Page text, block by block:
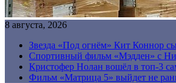
8 августа, 2026
Звезда «Под огнём» Кит Коннор
Спортивный фильм «Мэдден» с
Кристофер Нолан вошёл в топ-3
Фильм «Матрица 5» выйдет не